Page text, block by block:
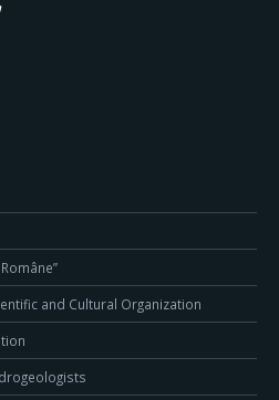
and Cultural Organization